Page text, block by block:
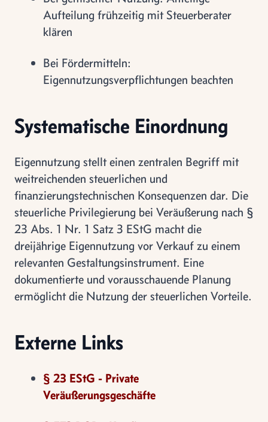
Aufteilung frühzeitig mit Steuerberater
klären
Bei Fördermitteln:
Eigennutzungsverpflichtungen beachten
Systematische Einordnung
Eigennutzung stellt einen zentralen Begriff mit
weitreichenden steuerlichen und
finanzierungstechnischen Konsequenzen dar. Die
steuerliche Privilegierung bei Veräußerung nach §
23 Abs. 1 Nr. 1 Satz 3 EStG macht die
dreijährige Eigennutzung vor Verkauf zu einem
relevanten Gestaltungsinstrument. Eine
dokumentierte und vorausschauende Planung
ermöglicht die Nutzung der steuerlichen Vorteile.
Externe Links
§ 23 EStG - Private
Veräußerungsgeschäfte